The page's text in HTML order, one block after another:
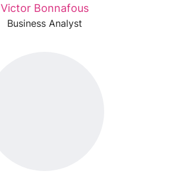
Victor Bonnafous
Business Analyst